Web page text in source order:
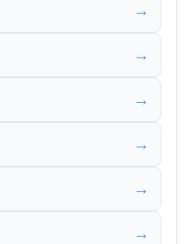
→
→
→
→
→
→